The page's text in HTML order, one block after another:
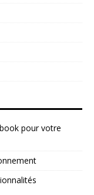
pour votre